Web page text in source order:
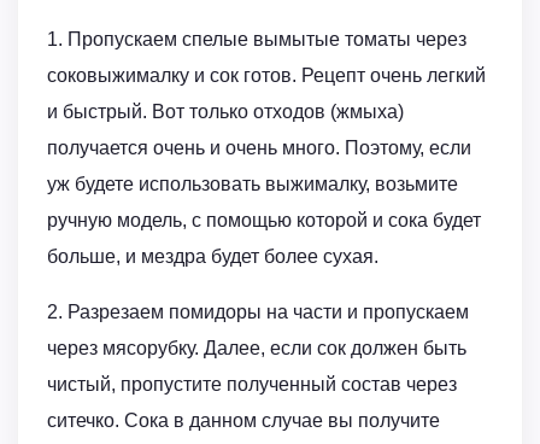
1. Пропускаем спелые вымытые томаты через
соковыжималку и сок готов. Рецепт очень легкий
и быстрый. Вот только отходов (жмыха)
получается очень и очень много. Поэтому, если
уж будете использовать выжималку, возьмите
ручную модель, с помощью которой и сока будет
больше, и мездра будет более сухая.
2. Разрезаем помидоры на части и пропускаем
через мясорубку. Далее, если сок должен быть
чистый, пропустите полученный состав через
ситечко. Сока в данном случае вы получите